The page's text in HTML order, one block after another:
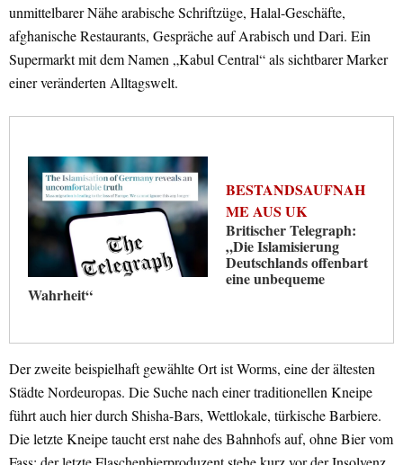
unmittelbarer Nähe arabische Schriftzüge, Halal-Geschäfte,
afghanische Restaurants, Gespräche auf Arabisch und Dari. Ein
Supermarkt mit dem Namen „Kabul Central“ als sichtbarer Marker
einer veränderten Alltagswelt.
BESTANDSAUFNAH
ME AUS UK
Britischer Telegraph:
„Die Islamisierung
Deutschlands offenbart
eine unbequeme
Wahrheit“
Der zweite beispielhaft gewählte Ort ist Worms, eine der ältesten
Städte Nordeuropas. Die Suche nach einer traditionellen Kneipe
führt auch hier durch Shisha-Bars, Wettlokale, türkische Barbiere.
Die letzte Kneipe taucht erst nahe des Bahnhofs auf, ohne Bier vom